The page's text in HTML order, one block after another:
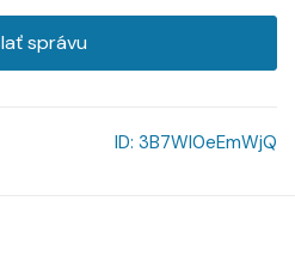
správu
ID: 3B7Wl0eEmWjQ